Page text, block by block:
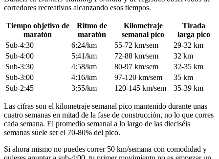
corredores recreativos alcanzando esos tiempos.
Tiempo objetivo de
maratón
Ritmo de
maratón
Kilometraje
semanal pico
Tirada
larga pico
Sub-4:30
6:24/km 55-72 km/sem
29-32 km
Sub-4:00
5:41/km 72-88 km/sem
32 km
Sub-3:30
4:58/km 80-97 km/sem
32-35 km
Sub-3:00
4:16/km 97-120 km/sem
35 km
Sub-2:45
3:55/km 120-145 km/sem 35-39 km
Las cifras son el kilometraje semanal pico mantenido durante unas
cuatro semanas en mitad de la fase de construcción, no lo que corres
cada semana. El promedio semanal a lo largo de las dieciséis
semanas suele ser el 70-80% del pico.
Si ahora mismo no puedes correr 50 km/semana con comodidad y